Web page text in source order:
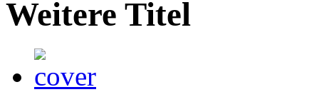
Weitere Titel